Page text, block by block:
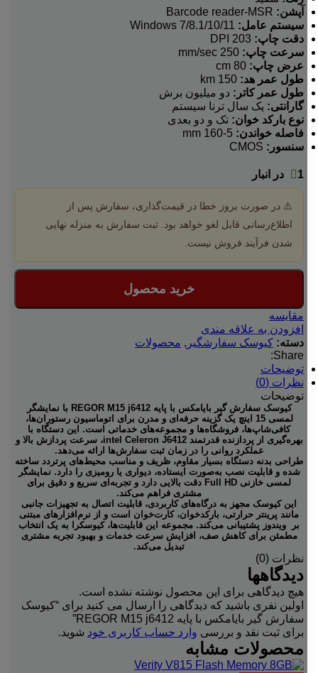
آپشن:
سیستم عامل:
دقت چاپ:
سرعت چاپ:
عرض چاپ:
طول عمر هد:
طول عمر کاتر: دو میلیون برش
گارانتی: یک سال ترنا سیستم
نوع بارکد خوان: تک و دو بعدی
فاصله خواندن:
سنسور:
1 در انبار
⚠️ در صورت بروز خطا در قیمت‌گذاری، سفارش پس از
اطلاع‌رسانی قابل لغو خواهد بود. ثبت سفارش به منزله نهایی
شدن فرآیند فروش نیست.
خرید محصول
مقایسه
افزودن به علاقه مندی
دسته: کیوسک سفارشگیر , محصولات
Share:
توضیحات
نظرات (0)
توضیحات
کیوسک سفارش گیر بایامکس با پایه REGOR M15 j6412 با نمایشگر
لمسی15 اینچ
یک گزینه حرفه‌ای و مدرن برای اتوماسیون رستوران‌ها،
کافی‌شاپ‌ها، فروشگاه‌ها و مجموعه‌های خدماتی است. این دستگاه با
بهره‌گیری از پردازنده قدرتمند intel Celeron J6412، سرعت پردازش بالا و
عملکرد روانی را در زمان ثبت سفارش‌ها ارائه می‌دهد.
طراحی بدنه دستگاه بسیار مقاوم، ظریف و مناسب محیط‌های پرتردد ساخته
شده و قابلیت نصب به‌صورت
ایستاده، دیواری یا رومیزی را دارد. نمایشگر
لمسی خازنی Full HD دقت بالایی دارد و تجربه‌ای سریع و دقیق برای
مشتری فراهم می‌کند.
این کیوسک مجهز به درگاه‌های کاربردی، قابلیت اتصال به تجهیزات جانبی
مانند پرینتر حرارتی، بارکدخوان، کارت‌خوان است و از نرم‌افزارهای مبتنی
بر ویندوز پشتیبانی می‌کند. مجموعه این قابلیت‌ها، کیوسکرا به یک انتخاب
مطمئن برای کاهش صف، افزایش سرعت خدمات و بهبود تجربه مشتری
تبدیل می‌کند.
نظرات (0)
دیدگاهها
هیچ دیدگاهی برای این محصول نوشته نشده است.
اولین نفری باشید که دیدگاهی را ارسال می کنید برای “کیوسک
سفارش گیر بایامکس با پایه REGOR M15 j6412”
برای ثبت نقد و بررسی وارد حساب کاربری خود شوید.
محصولات مشابه